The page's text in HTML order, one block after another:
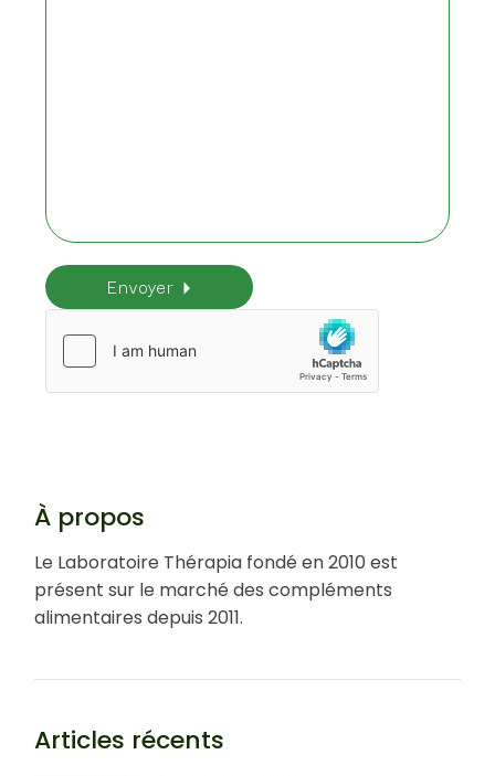
Envoyer
À propos
Le Laboratoire Thérapia fondé en 2010 est
présent sur le marché des compléments
alimentaires depuis 2011.
Articles récents